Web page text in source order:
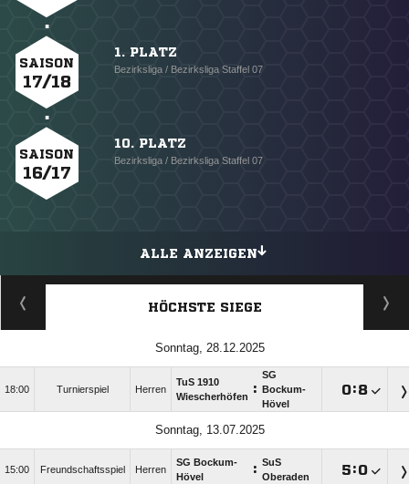
SAISON
17/18
1. PLATZ
Bezirksliga / Bezirksliga Staffel 07
SAISON
16/17
10. PLATZ
Bezirksliga / Bezirksliga Staffel 07
ALLE ANZEIGEN
HÖCHSTE SIEGE
Sonntag, 28.12.2025
18:00 Turnierspiel Herren
TuS 1910
Wiescherhöfen :
SG
Bockum-
Hövel
:
Sonntag, 13.07.2025
15:00 Freundschaftsspiel Herren
SG Bockum-
Hövel
: SuS
Oberaden
: